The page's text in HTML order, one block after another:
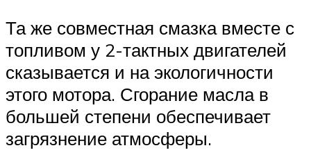
Та же совместная смазка вместе с
топливом у 2-тактных двигателей
сказывается и на экологичности
этого мотора. Сгорание масла в
большей степени обеспечивает
загрязнение атмосферы.